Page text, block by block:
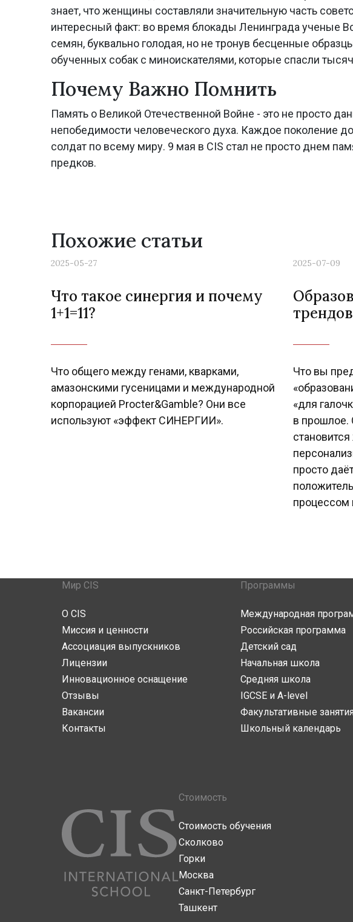
знает, что женщины составляли значительную часть
интересный факт: во время блокады Ленинграда ученые
семян, буквально голодая, но не тронув бесценные
обученных собак с миноискателями, которые спасли
Почему Важно Помнить
Память о Великой Отечественной Войне - это не просто
непобедимости человеческого духа. Каждое поколение
солдат по всему миру. 9 мая в CIS стал не просто днем
предков.
Похожие статьи
2025-05-27
Что такое синергия и почему
1+1=11?
Что общего между генами, кварками,
амазонскими гусеницами и международной
корпорацией Procter&Gamble? Они все
используют «эффект СИНЕРГИИ».
2025-07-09
Что вы
«для
в прошлое.
просто
процессом
Мир CIS
О CIS
Миссия и ценности
Ассоциация выпускников
Лицензии
Инновационное оснащение
Отзывы
Вакансии
Контакты
Программы
Международная
Российская программа
Детский сад
Начальная школа
Средняя школа
IGCSE и A-level
Факультативные
Школьный календарь
Стоимость
Стоимость обучения
Сколково
Горки
Москва
Санкт-Петербург
Ташкент